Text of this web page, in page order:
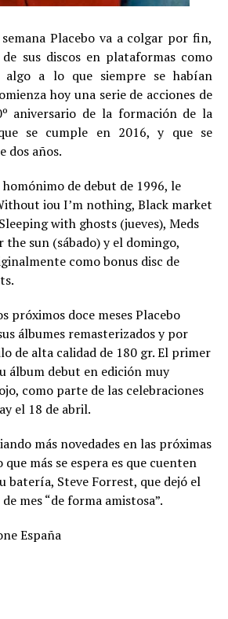
Placebo va a colgar por fin,
sus discos en plataformas como
algo a lo que siempre se habían
hoy una serie de acciones de
aniversario de la formación de la
se cumple en 2016, y que se
dos años.
homónimo de debut de 1996, le
iou I’m nothing, Black market
with ghosts (jueves), Meds
sun (sábado) y el domingo,
como bonus disc de
próximos doce meses Placebo
álbumes remasterizados y por
de alta calidad de 180 gr. El primer
álbum debut en edición muy
como parte de las celebraciones
el 18 de abril.
más novedades en las próximas
que más se espera es que cuenten
batería, Steve Forrest, que dejó el
mes “de forma amistosa”.
España